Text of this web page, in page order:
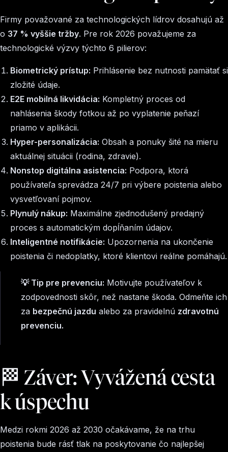
Firmy považované za technologických lídrov dosahujú až
o 37 % vyššie tržby. Pre rok 2026 považujeme za
technologické výzvy týchto 6 pilierov:
Biometrický prístup: Prihlásenie bez nutnosti pamätať si
zložité údaje.
E2E mobilná likvidácia: Kompletný proces od
nahlásenia škody fotkou až po vyplatenie peňazí
priamo v aplikácii.
Hyper-personalizácia: Obsah a ponuky šité na mieru
aktuálnej situácii (rodina, zdravie).
Nonstop digitálna asistencia: Podpora, ktorá
používateľa sprevádza 24/7 pri výbere poistenia alebo
vysvetľovaní pojmov.
Plynulý nákup: Maximálne zjednodušený predajný
proces s automatickým dopĺňaním údajov.
Inteligentné notifikácie: Upozornenia na ukončenie
poistenia či nedoplatky, ktoré klientovi reálne pomáhajú.
💡Tip pre prevenciu: Motivujte používateľov k
zodpovednosti skôr, než nastane škoda. Odmeňte ich
za bezpečnú jazdu alebo za pravidelnú zdravotnú
prevenciu.
🏁 Záver: Vyvážená cesta
k úspechu
Medzi rokmi 2026 až 2030 očakávame, že na trhu
poistenia bude rásť tlak na poskytovanie čo najlepšej